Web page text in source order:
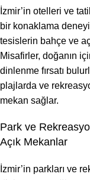
İzmir’in otelleri ve
bir konaklama
tesislerin bahçe ve
Misafirler, doğanın
dinlenme fırsatı
plajlarda ve
mekan sağlar.
Park ve
Açık Mekanlar
İzmir’in parkları ve